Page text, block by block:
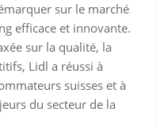
sur le marché
efficace et innovante.
sur la qualité, la
Lidl a réussi à
suisses et à
du secteur de la